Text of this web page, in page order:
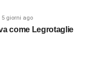
5 giorni ago
come Legrotaglie